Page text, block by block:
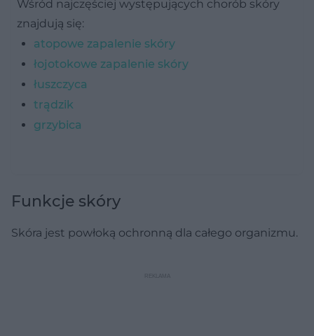
Wśród najczęściej występujących chorób skóry
znajdują się:
atopowe zapalenie skóry
łojotokowe zapalenie skóry
łuszczyca
trądzik
grzybica
Funkcje skóry
Skóra jest powłoką ochronną dla całego organizmu.